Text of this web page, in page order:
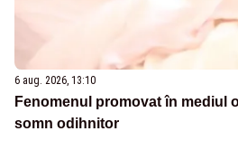
6 aug. 2026, 13:10
Fenomenul promovat în mediul
somn odihnitor